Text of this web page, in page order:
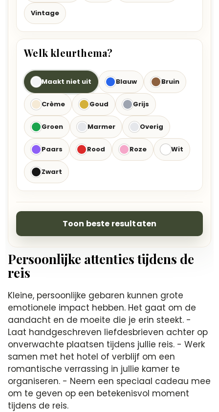
Vintage
Welk kleurthema?
Maakt niet uit Blauw Bruin
Crème Goud Grijs
Groen Marmer Overig
Paars Rood Roze Wit
Zwart
Toon beste resultaten
Persoonlijke attenties tijdens de
reis
Kleine, persoonlijke gebaren kunnen grote
emotionele impact hebben. Het gaat om de
aandacht en de moeite die je erin steekt. -
Laat handgeschreven liefdesbrieven achter op
onverwachte plaatsen tijdens jullie reis. - Werk
samen met het hotel of verblijf om een
romantische verrassing in jullie kamer te
organiseren. - Neem een speciaal cadeau mee
om te geven op een betekenisvol moment
tijdens de reis.